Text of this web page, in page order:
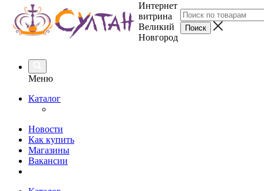
Интернет
витрина
Великий
Новгород
Меню
Каталог
Новости
Как купить
Магазины
Вакансии